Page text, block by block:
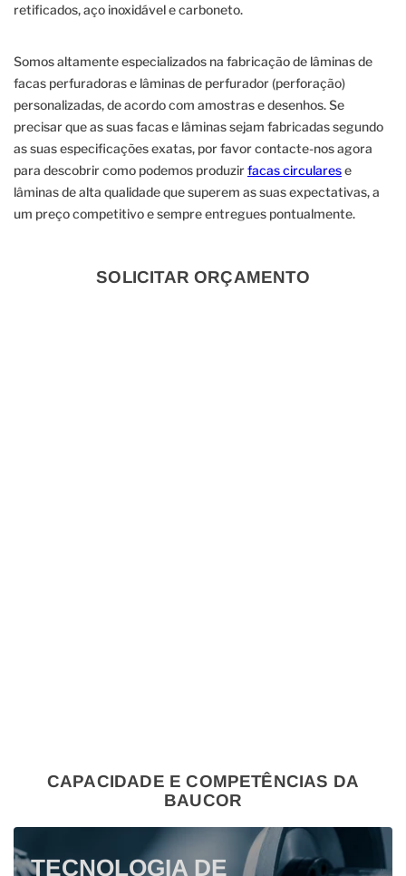
retificados, aço inoxidável e carboneto.
Somos altamente especializados na fabricação de lâminas de
facas perfuradoras e lâminas de perfurador (perforação)
personalizadas, de acordo com amostras e desenhos. Se
precisar que as suas facas e lâminas sejam fabricadas segundo
as suas especificações exatas, por favor contacte-nos agora
para descobrir como podemos produzirfacas circularese
lâminas de alta qualidade que superem as suas expectativas, a
um preço competitivo e sempre entregues pontualmente.
SOLICITAR ORÇAMENTO
CAPACIDADE E COMPETÊNCIAS DA
BAUCOR
TECNOLOGIA DE